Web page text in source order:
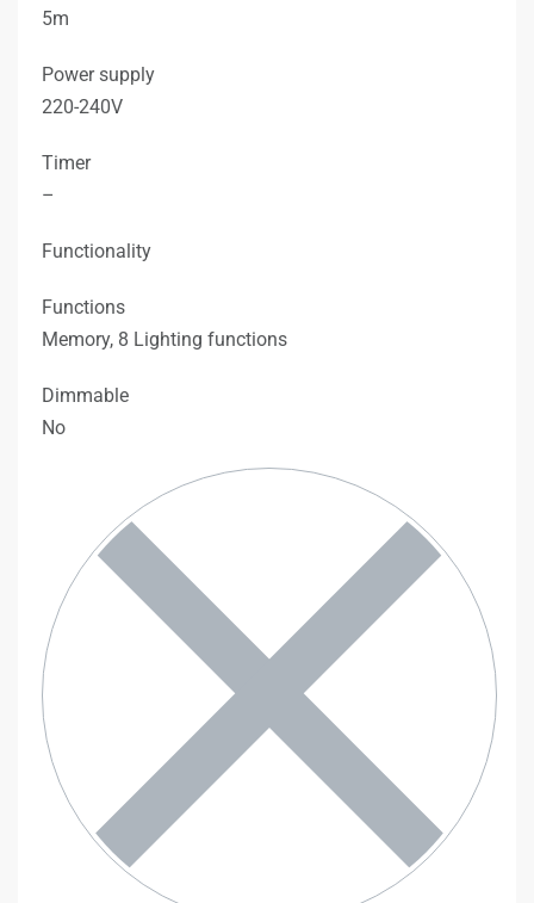
5m
Power supply
220-240V
Timer
–
Functionality
Functions
Memory, 8 Lighting functions
Dimmable
No